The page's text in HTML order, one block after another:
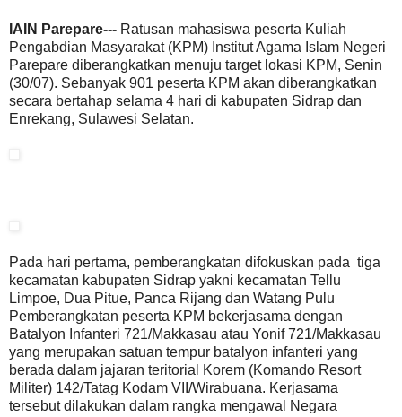
IAIN Parepare--- Ratusan mahasiswa peserta Kuliah
Pengabdian Masyarakat (KPM) Institut Agama Islam Negeri
Parepare diberangkatkan menuju target lokasi KPM, Senin
(30/07). Sebanyak 901 peserta KPM akan diberangkatkan
secara bertahap selama 4 hari di kabupaten Sidrap dan
Enrekang, Sulawesi Selatan.
Pada hari pertama, pemberangkatan difokuskan pada tiga
kecamatan kabupaten Sidrap yakni kecamatan Tellu
Limpoe, Dua Pitue, Panca Rijang dan Watang Pulu
Pemberangkatan peserta KPM bekerjasama dengan
Batalyon Infanteri 721/Makkasau atau Yonif 721/Makkasau
yang merupakan satuan tempur batalyon infanteri yang
berada dalam jajaran teritorial Korem (Komando Resort
Militer) 142/Tatag Kodam VII/Wirabuana. Kerjasama
tersebut dilakukan dalam rangka mengawal Negara